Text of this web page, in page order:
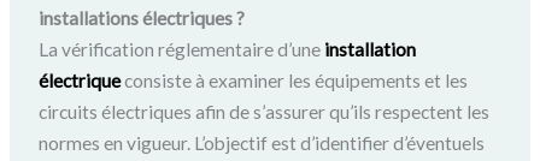
installations électriques ?
La vérification réglementaire d’une installation
électriqueconsiste à examiner les équipements et les
circuits électriques afin de s’assurer qu’ils respectent les
normes en vigueur. L’objectif est d’identifier d’éventuels